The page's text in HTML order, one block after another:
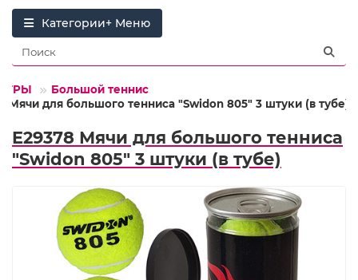
Категории
Большой теннис
Мячи для большого тенниса "Swidon 805" 3 штуки (в тубе)
E29378 Мячи для большого тенниса
"Swidon 805" 3 штуки (в тубе)